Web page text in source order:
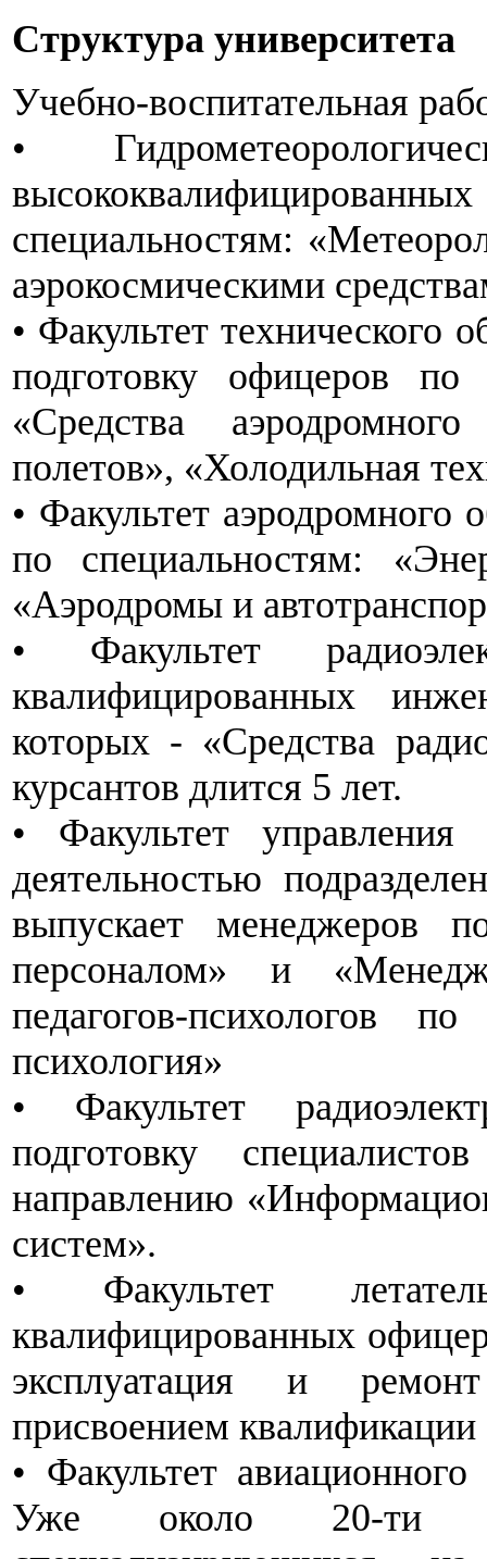
Структура университета
Учебно-воспитательная
•
специальностям:
аэрокосмическими
• Факультет технического
подготовку офицеров по
«Средства
полетов», «Холодильная
• Факультет аэродромного
по специальностям:
«Аэродромы и
• Факультет
квалифицированных
которых - «Средства
курсантов длится 5 лет.
• Факультет управления
деятельностью
выпускает менеджеров
персоналом» и
педагогов-психологов
психология»
• Факультет
подготовку
направлению
систем».
• Факультет
квалифицированных
эксплуатация и
присвоением
• Факультет
Уже около 20-ти